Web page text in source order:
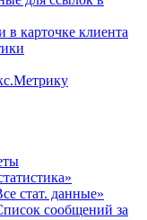
карточке клиента
стат. данные»
сообщений за